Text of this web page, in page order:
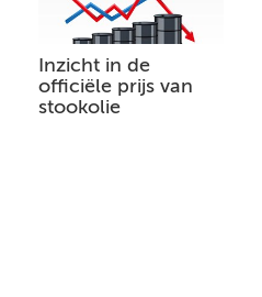
Inzicht in de
officiële prijs van
stookolie